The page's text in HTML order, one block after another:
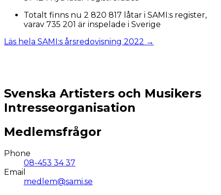
Totalt finns nu 2 820 817 låtar i SAMI:s register,
varav 735 201 är inspelade i Sverige
Läs hela SAMI:s årsredovisning 2022 →
Svenska Artisters och Musikers
Intresseorganisation
Medlemsfrågor
Phone
08-453 34 37
Email
medlem@sami.se